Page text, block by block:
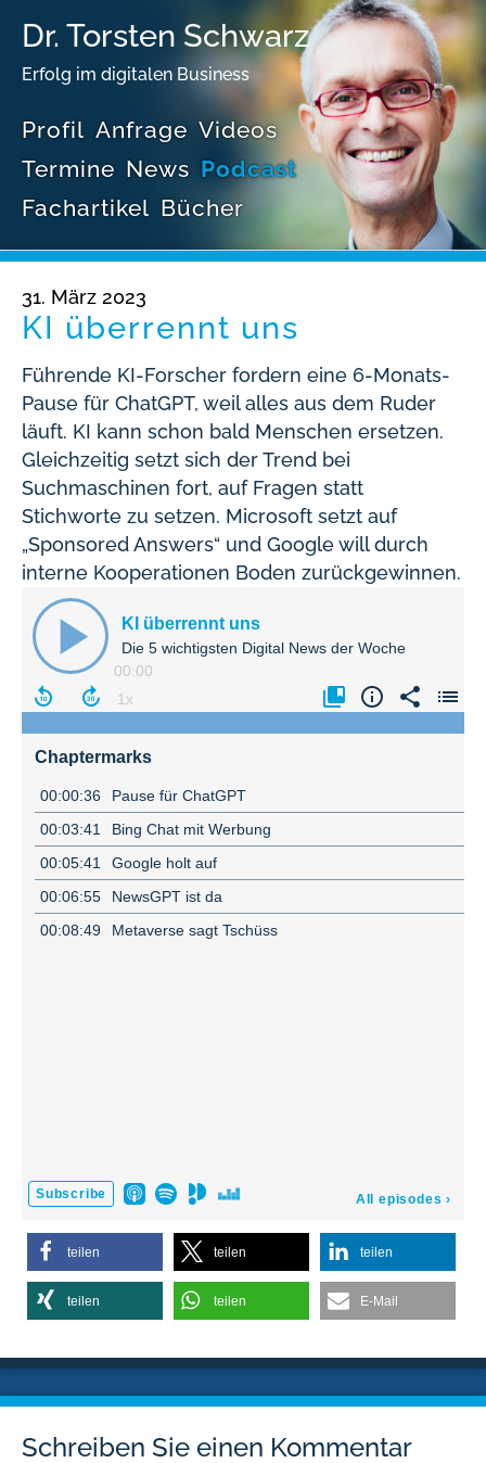
Dr. Torsten Schwarz
Erfolg im digitalen Business
Profil Anfrage Videos
Termine News Podcast
Fachartikel Bücher
31. März 2023
KI überrennt uns
Führende KI-Forscher fordern eine 6-Monats-
Pause für ChatGPT, weil alles aus dem Ruder
läuft. KI kann schon bald Menschen ersetzen.
Gleichzeitig setzt sich der Trend bei
Suchmaschinen fort, auf Fragen statt
Stichworte zu setzen. Microsoft setzt auf
„Sponsored Answers“ und Google will durch
interne Kooperationen Boden zurückgewinnen.
teilen teilen teilen
teilen teilen E-Mail
Schreiben Sie einen Kommentar